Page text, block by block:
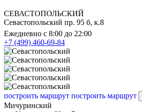
СЕВАСТОПОЛЬСКИЙ
Севастопольский пр. 95 б, к.8
Ежедневно с 8:00 до 22:00
+7 (499) 460-69-84
построить маршрут построить маршрут
Мичуринский